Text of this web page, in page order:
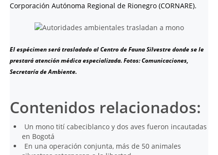
Corporación Autónoma Regional de Rionegro (CORNARE).
El espécimen será trasladado al Centro de Fauna Silvestre donde se le
prestará atención médica especializada. Fotos: Comunicaciones,
Secretaría de Ambiente.
Contenidos relacionados:
Un mono tití cabeciblanco y dos aves fueron incautadas
en Bogotá
En una operación conjunta, más de 50 animales